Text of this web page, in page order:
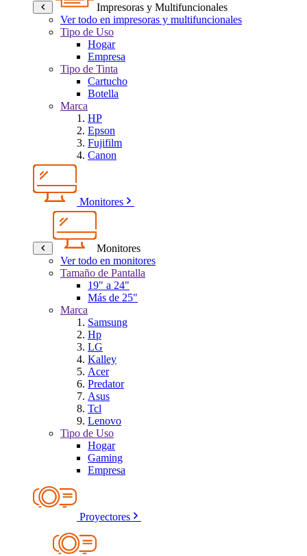
Impresoras y Multifuncionales
Ver todo en impresoras y multifuncionales
Tipo de Uso
Hogar
Empresa
Tipo de Tinta
Cartucho
Botella
Marca
HP
Epson
Fujifilm
Canon
Monitores
Monitores
Ver todo en monitores
Tamaño de Pantalla
19" a 24"
Más de 25"
Marca
Samsung
Hp
LG
Kalley
Acer
Predator
Asus
Tcl
Lenovo
Tipo de Uso
Hogar
Gaming
Empresa
Proyectores